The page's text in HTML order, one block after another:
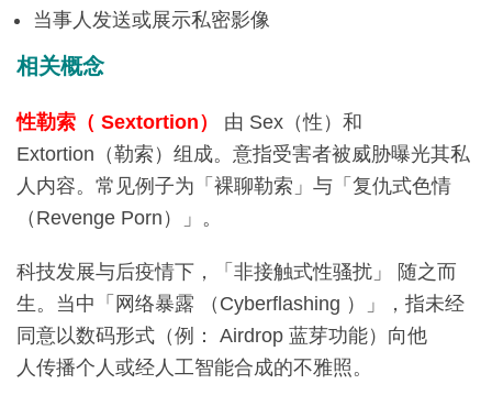
当事人发送或展示私密影像
相关概念
性勒索（ Sextortion）
由 Sex（性）和
Extortion（勒索）组成。意指受害者被威胁曝光其私
人内容。常见例子为「裸聊勒索」与「复仇式色情
（Revenge Porn）」。
科技发展与后疫情下，「非接触式性骚扰」 随之而
生。当中「网络暴露 （Cyberflashing ）」，指未经
同意以数码形式（例： Airdrop 蓝芽功能）向他
人传播个人或经人工智能合成的不雅照。